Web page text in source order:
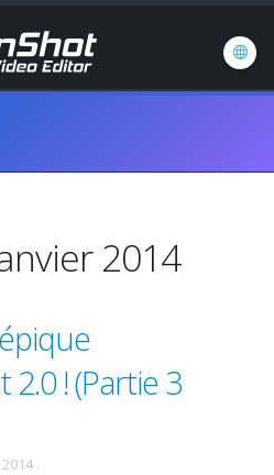
2014
! (Partie 3
.